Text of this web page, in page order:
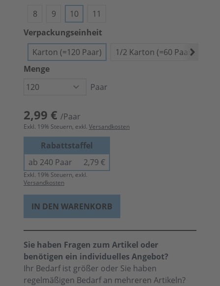
8
9 10
11
Verpackungseinheit
Karton (=120 Paar)
1/2 Karton (=60 Paar)
Menge
Paar
2,99 € /Paar
Exkl. 19% Steuern, exkl. Versandkosten
Rabattstaffel
ab 240 Paar
2,79 €
Exkl. 19% Steuern, exkl.
Versandkosten
IN DEN WARENKORB
Sie haben Fragen zum Artikel oder
benötigen ein individuelles Angebot?
Ihr Bedarf ist größer oder Sie haben
regelmäßigen Bedarf an mehreren Artikeln?